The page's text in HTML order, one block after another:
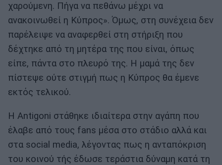
χαρούμενη. Πήγα να πεθάνω μέχρι να
ανακοινωθεί η Κύπρος». Όμως, στη συνέχεια δεν
παρέλειψε να αναφερθεί στη στήριξη που
δέχτηκε από τη μητέρα της που είναι, όπως
είπε, πάντα στο πλευρό της. Η μαμά της δεν
πίστεψε ούτε στιγμή πως η Κύπρος θα έμενε
εκτός τελικού.
Η Antigoni στάθηκε ιδιαίτερα στην αγάπη που
έλαβε από τους fans μέσα στο στάδιο αλλά και
στα social media, λέγοντας πως η ανταπόκριση
του κοινού τής έδωσε τεράστια δύναμη κατά τη